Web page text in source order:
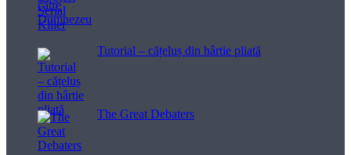
Tutorial – cățeluș din hârtie pliată
The Great Debaters